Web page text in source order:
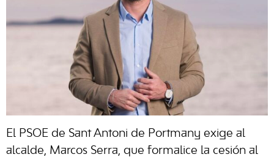
El PSOE de Sant Antoni de Portmany exige al
alcalde, Marcos Serra, que formalice la cesión al